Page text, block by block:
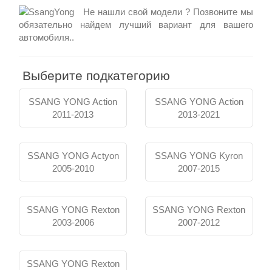
+7
929
113-
Режим
работы
Не нашли свой модели ? Позвоните мы
обязательно найдем лучший вариант для вашего
автомобиля..
Выберите подкатегорию
SSANG YONG Action
2011-2013
SSANG YONG Action
2013-2021
SSANG YONG Actyon
2005-2010
SSANG YONG Kyron
2007-2015
SSANG YONG Rexton
2003-2006
SSANG YONG Rexton
2007-2012
SSANG YONG Rexton